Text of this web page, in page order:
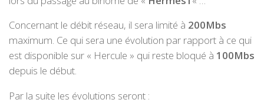
Concernant le débit réseau, il sera limité à 200Mbs
maximum. Ce qui sera une évolution par rapport à ce qui
est disponible sur « Hercule » qui reste bloqué à 100Mbs
depuis le début.
Par la suite les évolutions seront :